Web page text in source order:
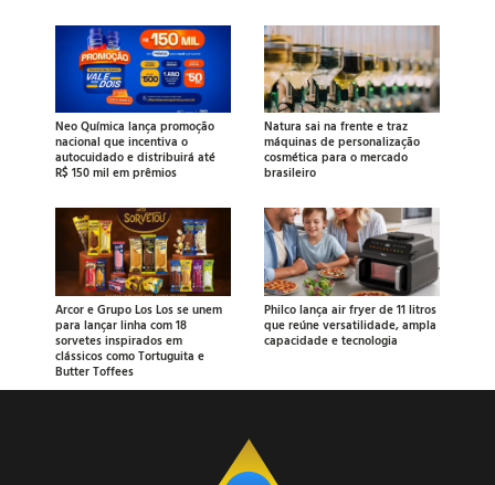
Neo Química lança promoção
nacional que incentiva o
autocuidado e distribuirá até
R$ 150 mil em prêmios
Natura sai na frente e traz
máquinas de personalização
cosmética para o mercado
brasileiro
Arcor e Grupo Los Los se unem
para lançar linha com 18
sorvetes inspirados em
clássicos como Tortuguita e
Butter Toffees
Philco lança air fryer de 11 litros
que reúne versatilidade, ampla
capacidade e tecnologia